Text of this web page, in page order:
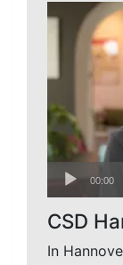
Audio-
Player
00:00
CSD
In